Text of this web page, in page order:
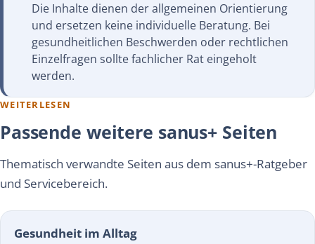
Die Inhalte dienen der allgemeinen Orientierung
und ersetzen keine individuelle Beratung. Bei
gesundheitlichen Beschwerden oder rechtlichen
Einzelfragen sollte fachlicher Rat eingeholt
werden.
WEITERLESEN
Passende weitere sanus+ Seiten
Thematisch verwandte Seiten aus dem sanus+-Ratgeber
und Servicebereich.
Gesundheit im Alltag